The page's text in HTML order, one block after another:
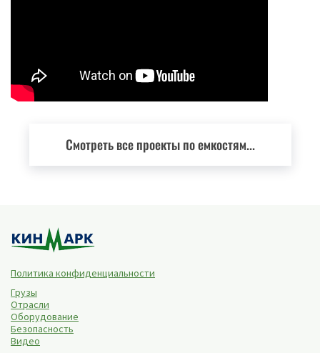
Смотреть все проекты по емкостям...
Политика конфиденциальности
Грузы
Отрасли
Оборудование
Безопасность
Видео